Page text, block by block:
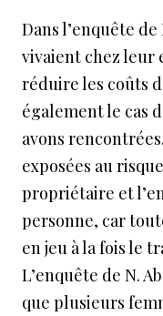
Dans l’enquête de
vivaient chez leur
réduire les coûts
également le cas
avons
exposées au
propriétaire et
personne, car
en jeu à la fois le
L’enquête de N.
que plusieurs